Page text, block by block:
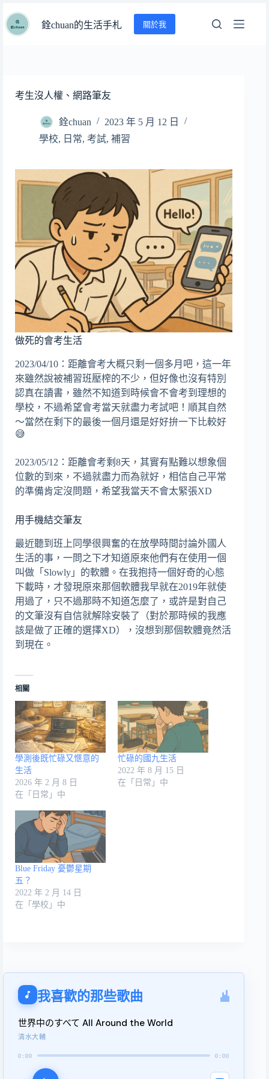
至
銓chuan的生活手札 關於我
考生沒人權、網路筆友
銓chuan
2023 年 5 月 12 日
學校, 日常, 考試, 補習
做死的會考生活
2023/04/10：距離會考大概只剩一個多月吧，這一年
來雖然說被補習班壓榨的不少，但好像也沒有特別
認真在讀書，雖然不知道到時候會不會考到理想的
學校，不過希望會考當天就盡力考試吧！順其自然
～當然在剩下的最後一個月還是好好拚一下比較好
😅
2023/05/12：距離會考剩8天，其實有點難以想象個
位數的到來，不過就盡力而為就好，相信自己平常
的準備肯定沒問題，希望我當天不會太緊張XD
用手機結交筆友
最近聽到班上同學很興奮的在放學時間討論外國人
生活的事，一問之下才知道原來他們有在使用一個
叫做「Slowly」的軟體。在我抱持一個好奇的心態
下載時，才發現原來那個軟體我早就在2019年就使
用過了，只不過那時不知道怎麼了，或許是對自己
的文筆沒有自信就解除安裝了（對於那時候的我應
該是做了正確的選擇XD），沒想到那個軟體竟然活
到現在。
相關
學測後既忙碌又愜意的
生活
2026 年 2 月 8 日
在「日常」中
忙碌的國九生活
2022 年 8 月 15 日
在「日常」中
Blue Friday 憂鬱星期
五？
2022 年 2 月 14 日
在「學校」中
我喜歡的那些歌曲
世界中のすべて All Around the World
清水大輔
0:00 0:00